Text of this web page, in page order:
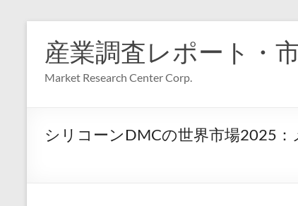
産業調査レポート・
Market Research Center Corp.
シリコーンDMCの世界市場2025